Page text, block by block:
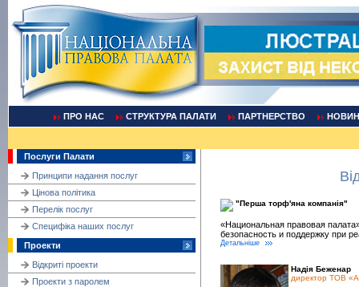
ПРО НАС СТРУКТУРА ПАЛАТИ ПАРТНЕРСТВО
Послуги Палати
Принципи надання послуг
Цінова політика
Перелік послуг
Cпецифіка наших послуг
Проекти
Відкриті проекти
Проекти з паролем
"Перша торф'яна компанія"
«Национальная правовая
безопасность и поддержку при
Детальніше
Надія Беженар
директор ТОВ